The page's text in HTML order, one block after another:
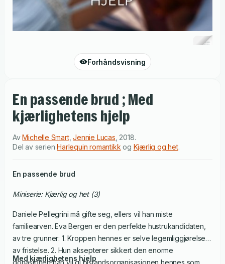
Forhåndsvisning
En passende brud ; Med
kjærlighetens hjelp
AvMichelle Smart,Jennie Lucas 2018.
Del av serienHarlequin romantikk og Kjærlig og het.
En passende brud
Miniserie: Kjærlig og het (3)
Daniele Pellegrini må gifte seg, ellers vil han miste
familiearven. Eva Bergen er den perfekte hustrukandidaten,
av tre grunner: 1. Kroppen hennes er selve legemliggjørelsen
av fristelse. 2. Hun aksepterer sikkert den enorme
donasjonen han vil gi bistandsorganisasjonen hennes som
Med kjærlighetens hjelp